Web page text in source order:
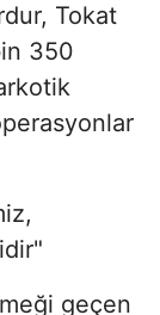
Tokat
350
geçen